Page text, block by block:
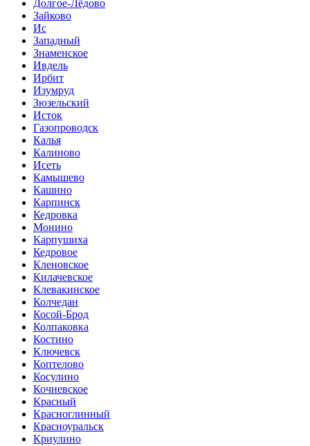
Долгое-Лёдово
Зайково
Ис
Западный
Знаменское
Ивдель
Ирбит
Изумруд
Зюзельский
Исток
Газопроводск
Калья
Калиново
Исеть
Камышево
Кашино
Карпинск
Кедровка
Монино
Карпушиха
Кедровое
Кленовское
Килачевское
Клевакинское
Колчедан
Косой-Брод
Колпаковка
Костино
Ключевск
Коптелово
Косулино
Кочневское
Красный
Красноглинный
Красноуральск
Криулино